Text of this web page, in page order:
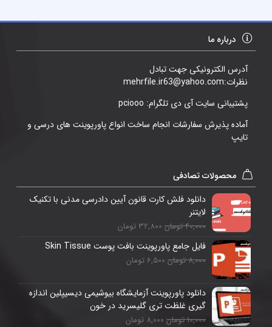
درباره ما
آدرس الکترونیکی جهت تبادل
نظرات:mehrfile.ir63@yahoo.com
پشتیبانی سایت آی دی تلگرام: pciooo
آماده پذیرش سفارشات انجام ساخت انواع پاورپوینت های درسی و
تایپ
محصولات تصادفی
دانلود فلش کارت قانون آیین دادرسی مدنی با تکنیک
لایتنر
40,000 تومان 32,800 تومان
فایل جامع پاورپوینت بافت پوست Skin Tissue
8,000 تومان 6,500 تومان
دانلود پاورپوینت آزمایشگاه بیوشیمی دیسیپلین اندازه
گیری غلظت تری گلیسرید در خون
10,000 تومان 8,000 تومان